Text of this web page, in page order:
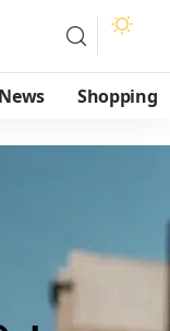
News Shopping